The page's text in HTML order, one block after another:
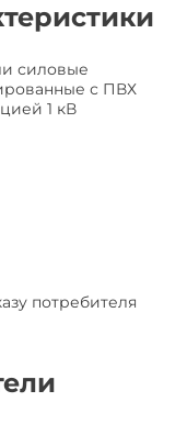
силовые
с ПВХ
1 кВ
потребителя